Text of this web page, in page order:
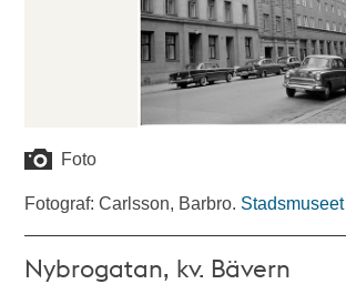
Foto
Fotograf: Carlsson, Barbro. Stadsmuseet
Nybrogatan, kv. Bävern